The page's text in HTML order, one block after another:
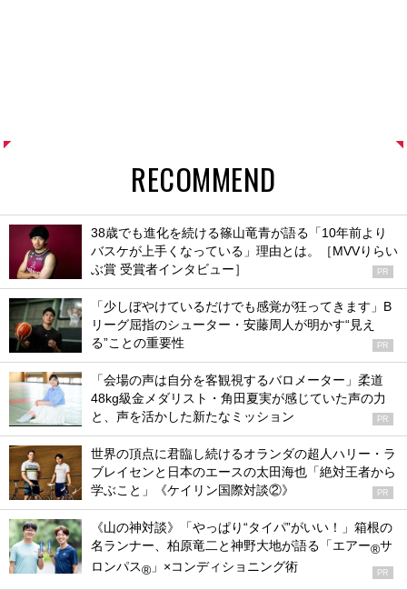
RECOMMEND
38歳でも進化を続ける篠山竜青が語る「10年前より
バスケが上手くなっている」理由とは。［MVVりらい
ぶ賞 受賞者インタビュー］
PR
「少しぼやけているだけでも感覚が狂ってきます」B
リーグ屈指のシューター・安藤周人が明かす“見え
る”ことの重要性
PR
「会場の声は自分を客観視するバロメーター」柔道
48kg級金メダリスト・角田夏実が感じていた声の力
と、声を活かした新たなミッション
PR
世界の頂点に君臨し続けるオランダの超人ハリー・ラ
ブレイセンと日本のエースの太田海也「絶対王者から
学ぶこと」《ケイリン国際対談②》
PR
《山の神対談》「やっぱり“タイパ”がいい！」箱根の
名ランナー、柏原竜二と神野大地が語る「エアー®サ
ロンパス® 」×コンディショニング術 PR